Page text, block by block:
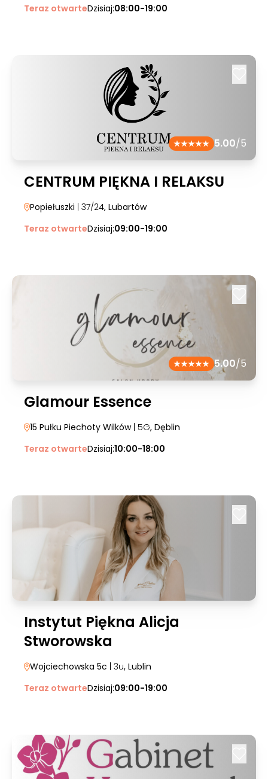
Teraz otwarteDzisiaj:08:00-19:00
5.00/5
CENTRUM PIĘKNA I RELAKSU
Popiełuszki | 37/24, Lubartów
Teraz otwarteDzisiaj:09:00-19:00
5.00/5
Glamour Essence
15 Pułku Piechoty Wilków | 5G, Dęblin
Teraz otwarteDzisiaj:10:00-18:00
Instytut Piękna Alicja
Stworowska
Wojciechowska 5c | 3u, Lublin
Teraz otwarteDzisiaj:09:00-19:00